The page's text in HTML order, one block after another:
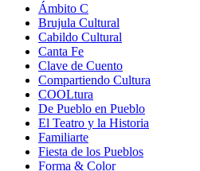
Ámbito C
Brujula Cultural
Cabildo Cultural
Canta Fe
Clave de Cuento
Compartiendo Cultura
COOLtura
De Pueblo en Pueblo
El Teatro y la Historia
Familiarte
Fiesta de los Pueblos
Forma & Color